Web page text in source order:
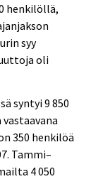
henkilöllä,
syy
oli
syntyi 9 850
350 henkilöä
Tammi–
4 050